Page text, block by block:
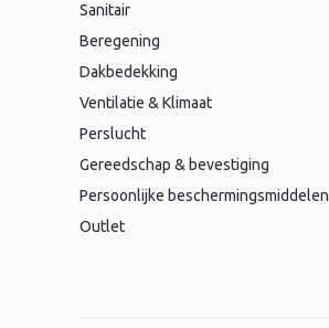
Sanitair
Beregening
Dakbedekking
Ventilatie & Klimaat
Perslucht
Gereedschap & bevestiging
Persoonlijke beschermingsmiddelen
Outlet